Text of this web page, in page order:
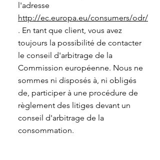
l'adresse
http://ec.europa.eu/consumers/odr/
. En tant que client, vous avez
toujours la possibilité de contacter
le conseil d'arbitrage de la
Commission européenne. Nous ne
sommes ni disposés à, ni obligés
de, participer à une procédure de
règlement des litiges devant un
conseil d'arbitrage de la
consommation.